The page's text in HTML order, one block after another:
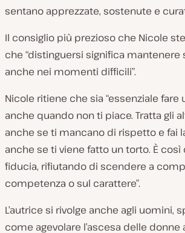
sentano apprezzate, sostenute e
Il consiglio più prezioso che Nicole
che “distinguersi significa mantenere
anche nei momenti difficili”.
Nicole ritiene che sia “essenziale fare
anche quando non ti piace. Tratta gli
anche se ti mancano di rispetto e fai
anche se ti viene fatto un torto. È così
fiducia, rifiutando di scendere a
competenza o sul carattere”.
L’autrice si rivolge anche agli uomini,
come agevolare l’ascesa delle donne